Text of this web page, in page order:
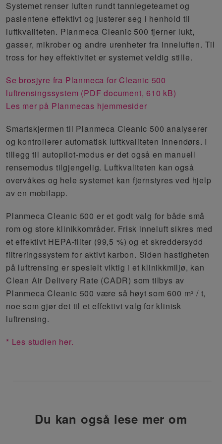
Systemet renser luften rundt tannlegeteamet og
pasientene effektivt og justerer seg i henhold til
luftkvaliteten. Planmeca Cleanic 500 fjerner lukt,
gasser, mikrober og andre urenheter fra inneluften. Til
tross for høy effektivitet er systemet veldig stille.
Se brosjyre fra Planmeca for Cleanic 500
luftrensingssystem (PDF document, 610 kB)
Les mer på Planmecas hjemmesider
Smartskjermen til Planmeca Cleanic 500 analyserer
og kontrollerer automatisk luftkvaliteten innendørs. I
tillegg til autopilot-modus er det også en manuell
rensemodus tilgjengelig. Luftkvaliteten kan også
overvåkes og hele systemet kan fjernstyres ved hjelp
av en mobilapp.
Planmeca Cleanic 500 er et godt valg for både små
rom og store klinikkområder. Frisk inneluft sikres med
et effektivt HEPA-filter (99,5 %) og et skreddersydd
filtreringssystem for aktivt karbon. Siden hastigheten
på luftrensing er spesielt viktig i et klinikkmiljø, kan
Clean Air Delivery Rate (CADR) som tilbys av
Planmeca Cleanic 500 være så høyt som 600 m³ / t,
noe som gjør det til et effektivt valg for klinisk
luftrensing.
* Les studien her.
Du kan også lese mer om